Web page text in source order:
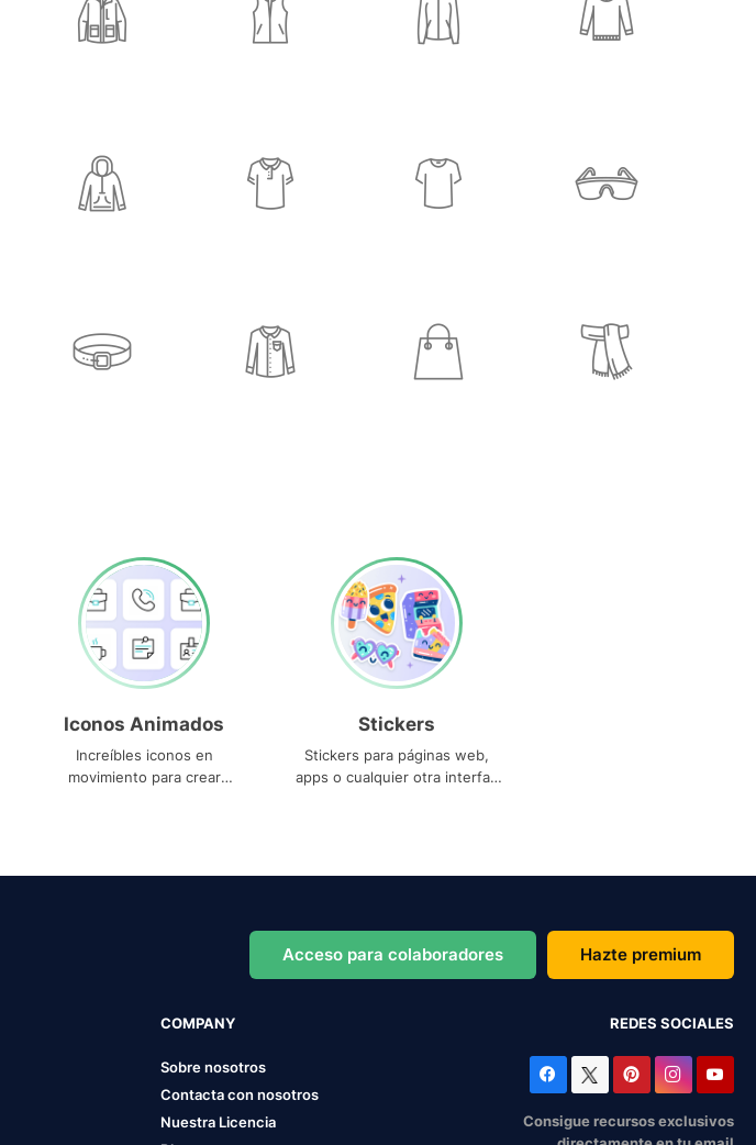
Iconos Animados
Increíbles iconos en
movimiento para crear
Stickers
Stickers para páginas web,
apps o cualquier otra interfaz
Acceso para colaboradores Hazte premium
COMPANY
Sobre nosotros
Contacta con nosotros
Nuestra Licencia
REDES SOCIALES
Consigue recursos exclusivos